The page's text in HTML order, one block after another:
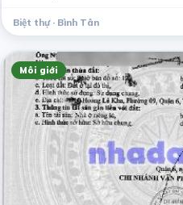
Biệt thự · Bình Tân
Môi giới